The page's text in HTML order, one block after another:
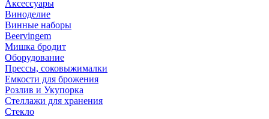
Аксессуары
Виноделие
Винные наборы
Beervingem
Мишка бродит
Оборудование
Прессы, соковыжималки
Емкости для брожения
Розлив и Укупорка
Стеллажи для хранения
Стекло